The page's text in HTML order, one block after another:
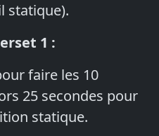
statique).
1 :
faire les 10
25 secondes pour
statique.